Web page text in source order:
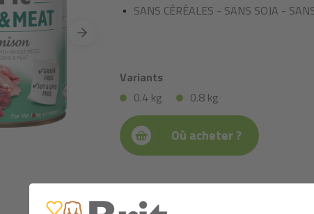
SANS CÉRÉALES - SANS SOJA -
Variants
0.4 kg
0.8 kg
Où acheter ?
poulet 44% (viande et
pois 1 %, huile de saumon 0,5 %.